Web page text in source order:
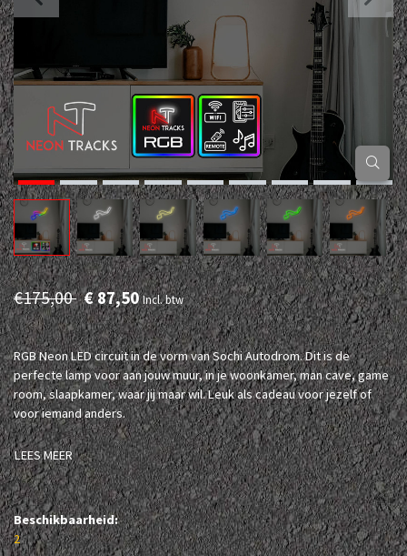
€175,00 € 87,50Incl. btw
RGB Neon LED circuit in de vorm van Sochi Autodrom. Dit is de
perfecte lamp voor aan jouw muur, in je woonkamer, man cave, game
room, slaapkamer, waar jij maar wil. Leuk als cadeau voor jezelf of
voor iemand anders.
LEES MEER
Beschikbaarheid:
2